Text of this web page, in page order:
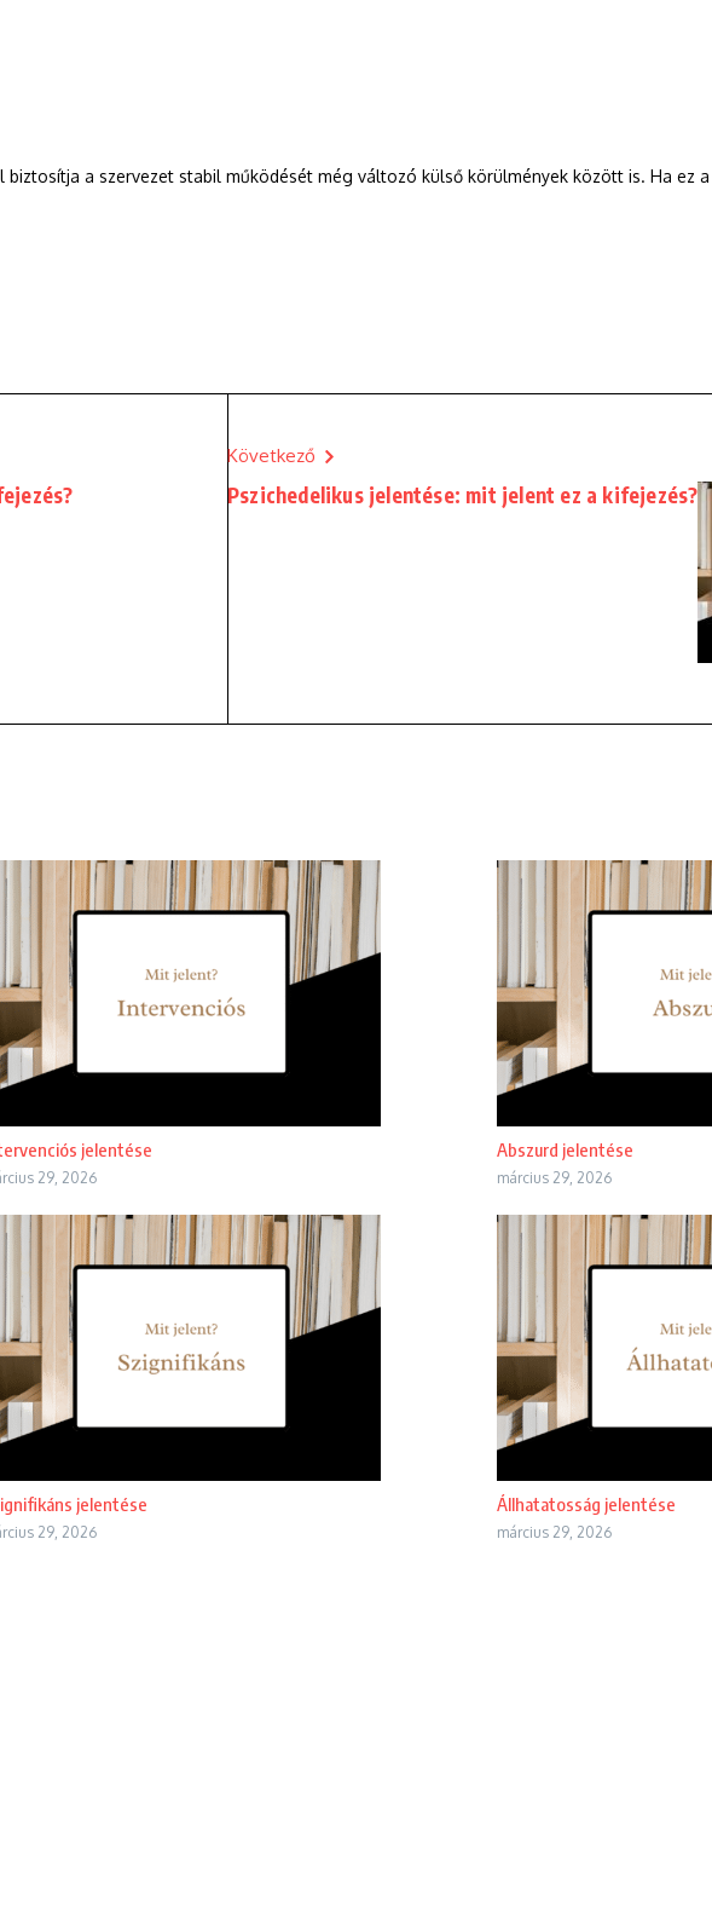
a szervezet stabil működését még változó külső körülmények között is. Ha ez
Következő
Pszichedelikus jelentése: mit jelent ez a kifejezés?
jelentése
29, 2026
Abszurd jelentése
március 29, 2026
jelentése
29, 2026
Állhatatosság jelentése
március 29, 2026